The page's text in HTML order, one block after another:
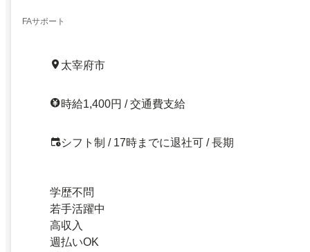
FAサポート
太宰府市
時給1,400円 / 交通費支給
シフト制 / 17時までに退社可 / 長期
学歴不問
若手活躍中
高収入
週払いOK